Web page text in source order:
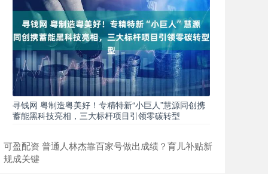
寻钱网 粤制造粤美好！专精特新“小巨人”慧源同创携
蓄能黑科技亮相，三大标杆项目引领零碳转型
可盈配资 普通人林杰靠百家号做出成绩？育儿补贴新
规成关键